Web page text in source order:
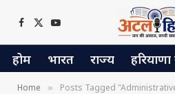
Facebook
X
(Twitter)
YouTube
होम भारत राज्य
Home » Posts Tagged